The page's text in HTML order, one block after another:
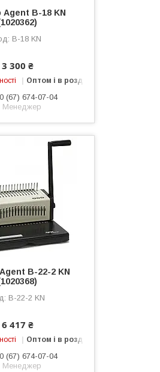
Agent B-18 KN
B-18 KN
3 300 ₴
Оптом і в роздріб
(67) 674-07-04
Менеджер
B-22-2 KN
B-22-2 KN
6 417 ₴
Оптом і в роздріб
(67) 674-07-04
Менеджер